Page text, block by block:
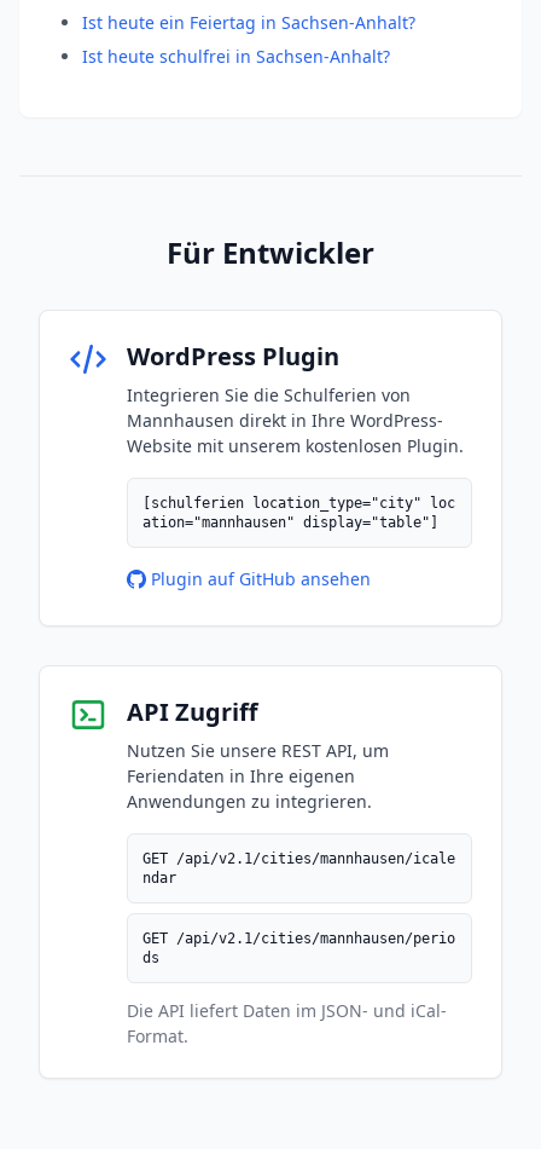
Ist heute ein Feiertag in Sachsen-Anhalt?
Ist heute schulfrei in Sachsen-Anhalt?
Für Entwickler
WordPress Plugin
Integrieren Sie die Schulferien von
Mannhausen direkt in Ihre WordPress-
Website mit unserem kostenlosen Plugin.
[schulferien location_type="city" loc
ation="mannhausen" display="table"]
Plugin auf GitHub ansehen
API Zugriff
Nutzen Sie unsere REST API, um
Feriendaten in Ihre eigenen
Anwendungen zu integrieren.
GET /api/v2.1/cities/mannhausen/icale
ndar
GET /api/v2.1/cities/mannhausen/perio
ds
Die API liefert Daten im JSON- und iCal-
Format.